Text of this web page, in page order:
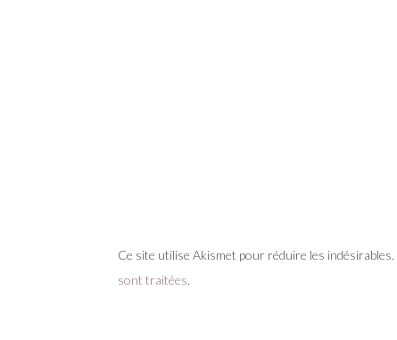
Ce site utilise Akismet pour réduire les indésirables.
sont traitées.